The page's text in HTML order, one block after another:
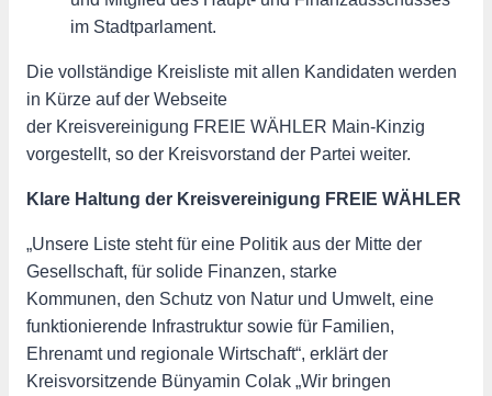
im Stadtparlament.
Die vollständige Kreisliste mit allen Kandidaten werden
in Kürze auf der Webseite
der Kreisvereinigung FREIE WÄHLER Main-Kinzig
vorgestellt, so der Kreisvorstand der Partei weiter.
Klare Haltung der Kreisvereinigung FREIE WÄHLER
„Unsere Liste steht für eine Politik aus der Mitte der
Gesellschaft, für solide Finanzen, starke
Kommunen, den Schutz von Natur und Umwelt, eine
funktionierende Infrastruktur sowie für Familien,
Ehrenamt und regionale Wirtschaft“, erklärt der
Kreisvorsitzende Bünyamin Colak „Wir bringen